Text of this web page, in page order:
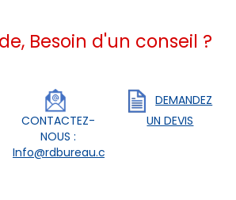
Besoin d'un conseil ?
CONTACTEZ-
NOUS :
Info@rdbureau.com
DEMANDEZ
UN DEVIS